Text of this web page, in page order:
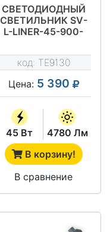
СВЕТОДИОДНЫЙ
СВЕТИЛЬНИК SV-
L-LINER-45-900-
код: TE9130
Цена: 5 390
45 Вт
4780 Лм
В корзину!
В сравнение